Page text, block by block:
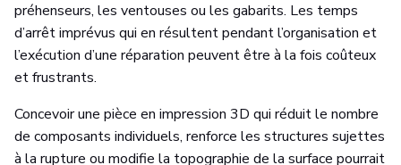
préhenseurs, les ventouses ou les gabarits. Les temps
d’arrêt imprévus qui en résultent pendant l’organisation et
l’exécution d’une réparation peuvent être à la fois coûteux
et frustrants.
Concevoir une pièce en impression 3D qui réduit le nombre
de composants individuels, renforce les structures sujettes
à la rupture ou modifie la topographie de la surface pourrait